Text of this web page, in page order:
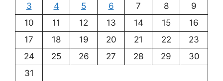
3
4 5 6 7 8
9
10
11 12 13 14 15
16
17
18 19 20 21 22
23
24
25 26 27 28 29
30
31